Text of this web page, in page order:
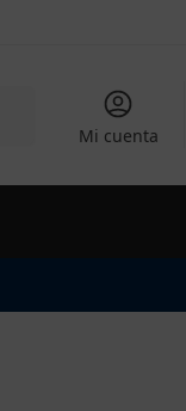
Mi cuenta